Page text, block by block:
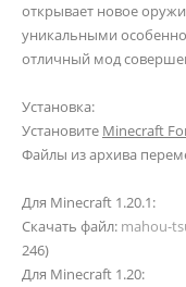
открывает новое
уникальными
отличный мод
Установка:
Установите Minecraft
Файлы из архива
Для Minecraft 1.20.1:
Скачать файл: mahou-
246)
Для Minecraft 1.20: